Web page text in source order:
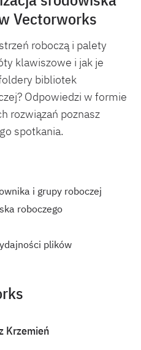
Vectorworks
roboczą i palety
klawiszowe i jak je
bibliotek
Odpowiedzi w formie
rozwiązań poznasz
spotkania.
i grupy roboczej
roboczego
plików
Krzemień